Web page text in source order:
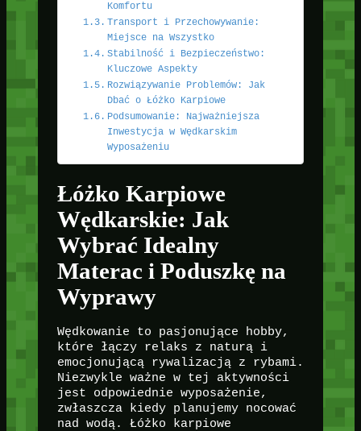
Komfortu
Transport i Przechowywanie:
Miejsce na Wszystko
Stabilność i Bezpieczeństwo:
Kluczowe Aspekty
Rozwiązywanie Problemów: Jak
Dbać o Łóżko Karpiowe
Podsumowanie: Najważniejsza
Inwestycja w Wędkarskim
Wyposażeniu
Łóżko Karpiowe
Wędkarskie: Jak
Wybrać Idealny
Materac i Poduszkę na
Wyprawy
Wędkowanie to pasjonujące hobby,
które łączy relaks z naturą i
emocjonującą rywalizacją z rybami.
Niezwykle ważne w tej aktywności
jest odpowiednie wyposażenie,
zwłaszcza kiedy planujemy nocować
nad wodą. Łóżko karpiowe